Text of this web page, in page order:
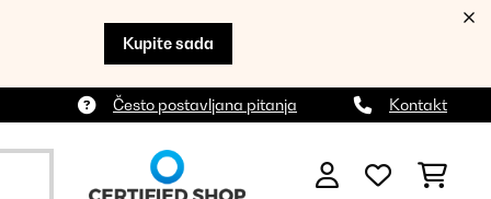
Kupite sada
Često postavljana pitanja Kontakt